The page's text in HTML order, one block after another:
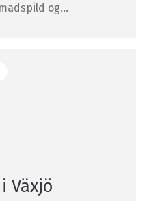
og...
Växjö